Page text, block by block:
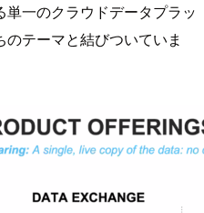
一のクラウドデータプラッ
テーマと結びついていま